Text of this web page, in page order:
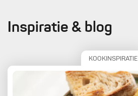
Inspiratie & blog
KOOKINSPIRATIE